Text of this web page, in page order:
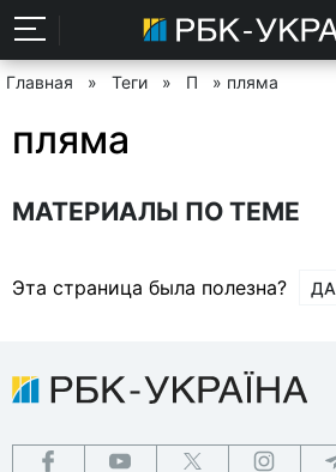
Главная » Теги » П » пляма
пляма
МАТЕРИАЛЫ ПО ТЕМЕ
Эта страница была полезна? ДА